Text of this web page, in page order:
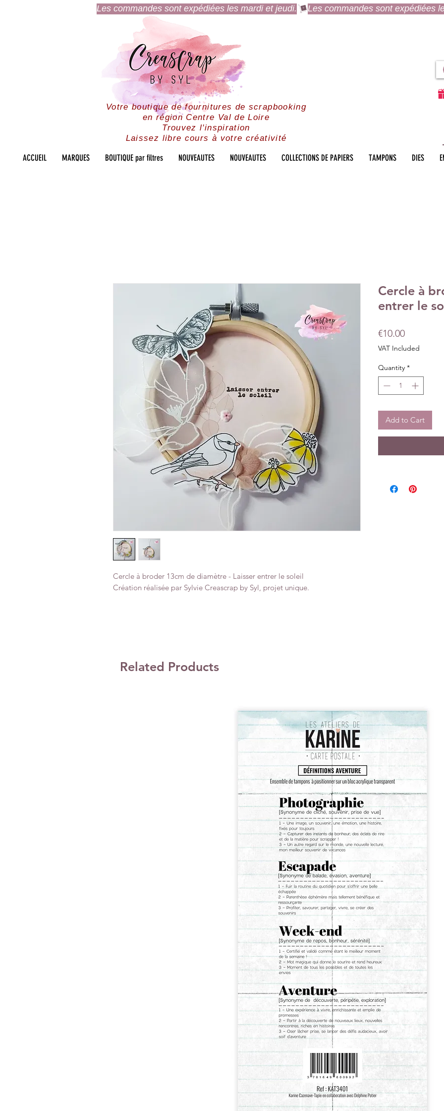
Les commandes sont expédiées les mardi et jeudi.
Votre boutique de fournitures de scrapbooking
en région Centre Val de Loire
Trouvez l'inspiration
Laissez libre cours à votre créativité
ACCUEIL MARQUES BOUTIQUE par filtres NOUVEAUTES NOUVEAUTES COLLECTIONS DE PAPIERS TAMPONS DIES
Cercle à broder 13cm de diamètre - Laisser entrer le soleil
Création réalisée par Sylvie Creascrap by Syl, projet unique.
Cercle à
entrer le
€10.00Price
VAT Included
Quantity *
Add to Cart
Related Products